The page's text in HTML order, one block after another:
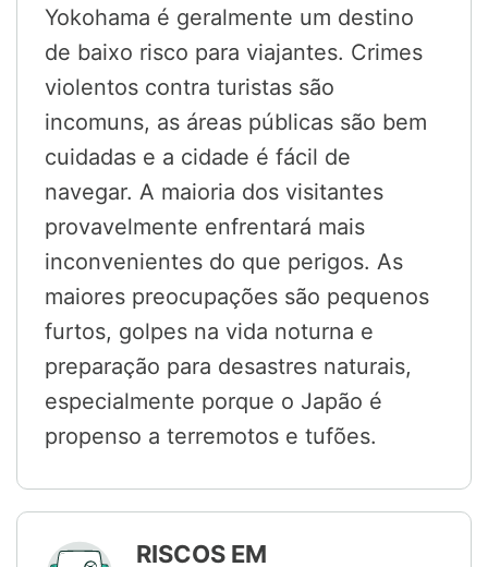
Yokohama é geralmente um destino
de baixo risco para viajantes. Crimes
violentos contra turistas são
incomuns, as áreas públicas são bem
cuidadas e a cidade é fácil de
navegar. A maioria dos visitantes
provavelmente enfrentará mais
inconvenientes do que perigos. As
maiores preocupações são pequenos
furtos, golpes na vida noturna e
preparação para desastres naturais,
especialmente porque o Japão é
propenso a terremotos e tufões.
RISCOS EM